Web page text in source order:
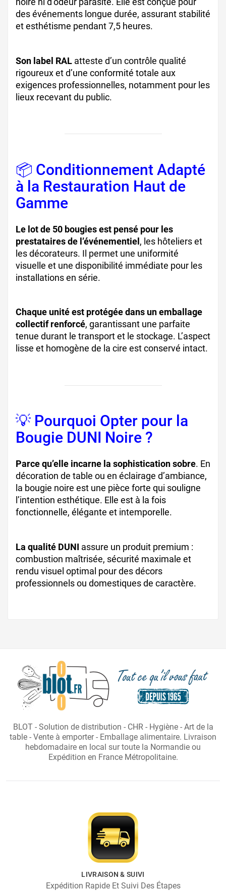
des événements longue durée, assurant stabilité
et esthétisme pendant 7,5 heures.
Son label RAL atteste d’un contrôle qualité
rigoureux et d’une conformité totale aux
exigences professionnelles, notamment pour les
lieux recevant du public.
📦 Conditionnement Adapté
à la Restauration Haut de
Gamme
Le lot de 50 bougies est pensé pour les
prestataires de l’événementiel, les hôteliers et
les décorateurs. Il permet une uniformité
visuelle et une disponibilité immédiate pour les
installations en série.
Chaque unité est protégée dans un emballage
collectif renforcé, garantissant une parfaite
tenue durant le transport et le stockage. L’aspect
lisse et homogène de la cire est conservé intact.
💡 Pourquoi Opter pour la
Bougie DUNI Noire ?
Parce qu’elle incarne la sophistication sobre. En
décoration de table ou en éclairage d’ambiance,
la bougie noire est une pièce forte qui souligne
l’intention esthétique. Elle est à la fois
fonctionnelle, élégante et intemporelle.
La qualité DUNI assure un produit premium :
combustion maîtrisée, sécurité maximale et
rendu visuel optimal pour des décors
professionnels ou domestiques de caractère.
BLOT - Solution de distribution - CHR - Hygiène - Art de la
table - Vente à emporter - Emballage alimentaire. Livraison
hebdomadaire en local sur toute la Normandie ou
Expédition en France Métropolitaine.
LIVRAISON & SUIVI
Expédition Rapide Et Suivi Des Étapes